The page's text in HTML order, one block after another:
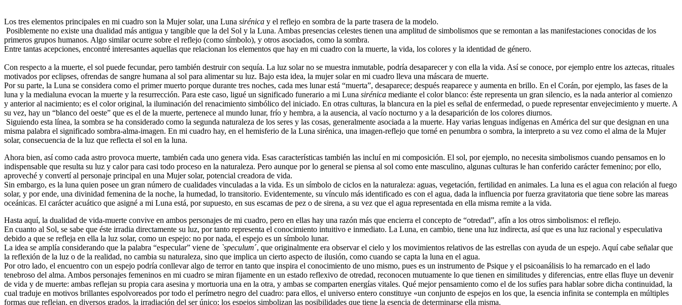
Los tres elementos principales en mi cuadro son la Mujer solar, una Luna sirénica y el reflejo en sombra de la parte trasera de la modelo.
Posiblemente no existe una dualidad más antigua y tangible que la del Sol y la Luna. Ambas presencias celestes tienen una amplitud de simbolismos que se remontan a las manifestaciones conocidas de los
primeros grupos humanos. Algo similar ocurre sobre el reflejo (como símbolo), y otros asociados, como la sombra.
Entre tantas acepciones, encontré interesantes aquellas que relacionan los elementos que hay en mi cuadro con la muerte, la vida, los colores y la identidad de género.
Con respecto a la muerte, el sol puede fecundar, pero también destruir con sequía. La luz solar no se muestra inmutable, podría desaparecer y con ella la vida. Así se conoce, por ejemplo entre los aztecas, rituales
motivados por eclipses, ofrendas de sangre humana al sol para alimentar su luz. Bajo esta idea, la mujer solar en mi cuadro lleva una máscara de muerte.
Por su parte, la Luna se considera como el primer muerto porque durante tres noches, cada mes lunar está “muerta”, desaparece; después reaparece y aumenta en brillo. En el Corán, por ejemplo, las fases de la
luna y la medialuna evocan la muerte y la resurrección. Para este caso, ligué un significado funerario a mi Luna sirénica mediante el color blanco: éste representa un gran silencio, es la nada anterior al comienzo
y anterior al nacimiento; es el color original, la iluminación del renacimiento simbólico del iniciado. En otras culturas, la blancura en la piel es señal de enfermedad, o puede representar envejecimiento y muerte. A
su vez, hay un “blanco del oeste” que es el de la muerte, pertenece al mundo lunar, frío y hembra, a la ausencia, al vacío nocturno y a la desaparición de los colores diurnos.
Siguiendo esta línea, la sombra se ha considerado como la segunda naturaleza de los seres y las cosas, generalmente asociada a la muerte. Hay varias lenguas indígenas en América del sur que designan en una
misma palabra el significado sombra-alma-imagen. En mi cuadro hay, en el hemisferio de la Luna sirénica, una imagen-reflejo que torné en penumbra o sombra, la interpreto a su vez como el alma de la Mujer
solar, consecuencia de la luz que reflecta el sol en la luna.
Ahora bien, así como cada astro provoca muerte, también cada uno genera vida. Esas características también las incluí en mi composición. El sol, por ejemplo, no necesita simbolismos cuando pensamos en lo
indispensable que resulta su luz y calor para casi todo proceso en la naturaleza. Pero aunque por lo general se piensa al sol como ente masculino, algunas culturas le han conferido carácter femenino; por ello,
aproveché y convertí al personaje principal en una Mujer solar, potencial creadora de vida.
Sin embargo, es la luna quien posee un gran número de cualidades vinculadas a la vida. Es un símbolo de ciclos en la naturaleza: aguas, vegetación, fertilidad en animales. La luna es el agua con relación al fuego
solar, y por ende, una divinidad femenina de la noche, la humedad, lo transitorio. Evidentemente, su vínculo más identificado es con el agua, dada la influencia por fuerza gravitatoria que tiene sobre las mareas
oceánicas. El carácter acuático que asigné a mi Luna está, por supuesto, en sus escamas de pez o de sirena, a su vez que el agua representada en ella misma remite a la vida.
Hasta aquí, la dualidad de vida-muerte convive en ambos personajes de mi cuadro, pero en ellas hay una razón más que encierra el concepto de “otredad”, afín a los otros simbolismos: el reflejo.
En cuanto al Sol, se sabe que éste irradia directamente su luz, por tanto representa el conocimiento intuitivo e inmediato. La Luna, en cambio, tiene una luz indirecta, así que es una luz racional y especulativa
debido a que se refleja en ella la luz solar, como un espejo: no por nada, el espejo es un símbolo lunar.
La idea se amplía considerando que la palabra “especular” viene de `speculum´, que originalmente era observar el cielo y los movimientos relativos de las estrellas con ayuda de un espejo. Aquí cabe señalar que
la reflexión de la luz o de la realidad, no cambia su naturaleza, sino que implica un cierto aspecto de ilusión, como cuando se capta la luna en el agua.
Por otro lado, el encuentro con un espejo podría conllevar algo de terror en tanto que inspira el conocimiento de uno mismo, pues es un instrumento de Psique y el psicoanálisis lo ha remarcado en el lado
tenebroso del alma. Ambos personajes femeninos en mi cuadro se miran fijamente en un estado reflexivo de otredad, reconocen mutuamente lo que tienen en similitudes y diferencias, entre ellas fluye un devenir
de vida y de muerte: ambas reflejan su propia cara asesina y mortuoria una en la otra, y ambas se comparten energías vitales. Qué mejor pensamiento como el de los sufíes para hablar sobre dicha continuidad, la
cual traduje en motivos brillantes espolvoreados por todo el perímetro negro del cuadro: para ellos, el universo entero constituye «un conjunto de espejos en los que, la esencia infinita se contempla en múltiples
formas que reflejan, en diversos grados, la irradiación del ser único; los espejos simbolizan las posibilidades que tiene la esencia de determinarse ella misma.